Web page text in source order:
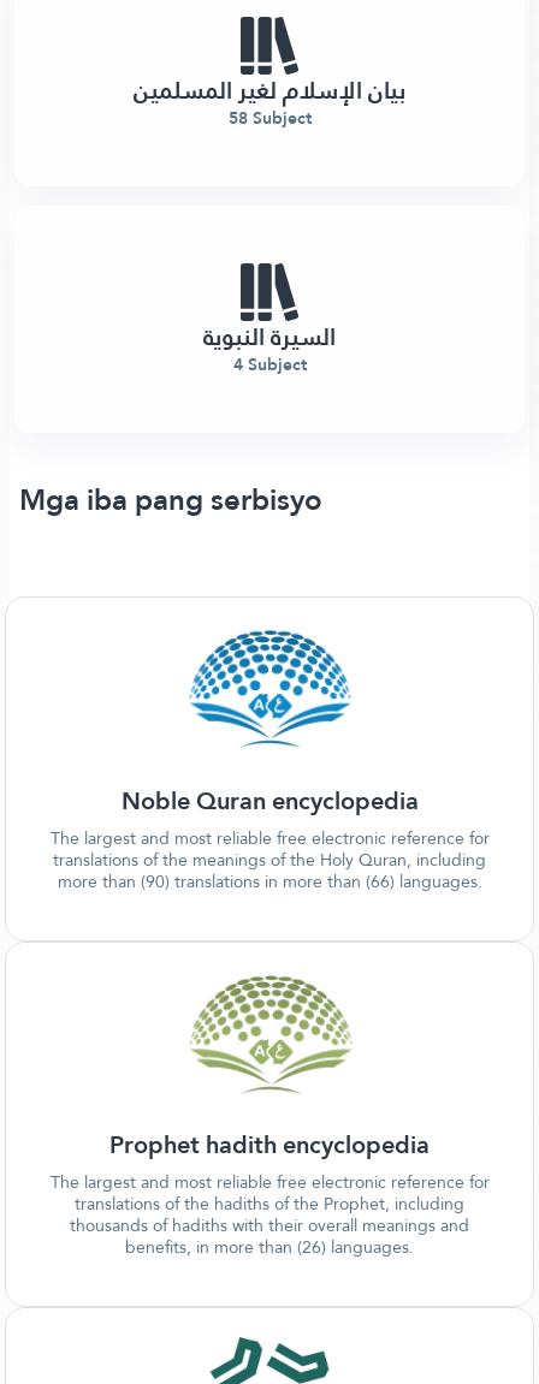
بيان الإسلام لغير المسلمين
58 Subject
السيرة النبوية
4 Subject
Mga iba pang serbisyo
Noble Quran encyclopedia
The largest and most reliable free electronic reference for
translations of the meanings of the Holy Quran, including
more than (90) translations in more than (66) languages.
Prophet hadith encyclopedia
The largest and most reliable free electronic reference for
translations of the hadiths of the Prophet, including
thousands of hadiths with their overall meanings and
benefits, in more than (26) languages.